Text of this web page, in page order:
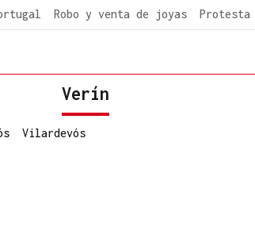
Robo y venta de joyas
Verín
Vilardevós